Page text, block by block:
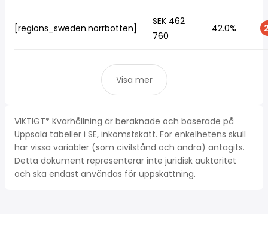
[regions_sweden.norrbotten]
SEK 462
760
42.0%
Visa mer
VIKTIGT* Kvarhållning är beräknade och baserade på
Uppsala tabeller i SE, inkomstskatt. For enkelhetens skull
har vissa variabler (som civilstånd och andra) antagits.
Detta dokument representerar inte juridisk auktoritet
och ska endast användas för uppskattning.